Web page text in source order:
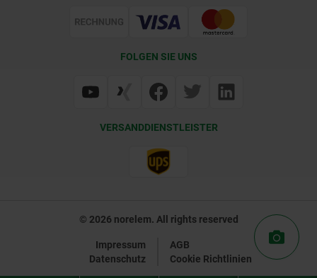
Web Support
FOLGEN SIE UNS
VERSANDDIENSTLEISTER
© 2026 norelem. All rights reserved
Impressum
AGB
Datenschutz
Cookie Richtlinien